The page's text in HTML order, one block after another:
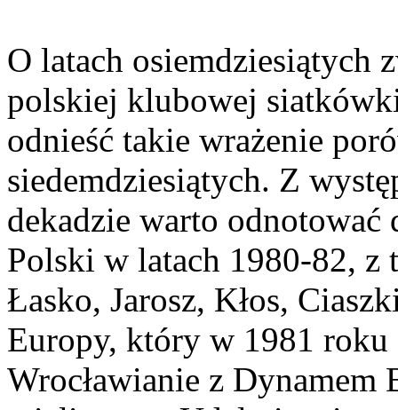
O latach osiemdziesiątych
polskiej klubowej
odnieść takie wrażenie
siedemdziesiątych. Z
dekadzie warto odnotować
Polski w latach 1980-82,
Łasko, Jarosz, Kłos,
Europy, który w 1981 roku
Wrocławianie z